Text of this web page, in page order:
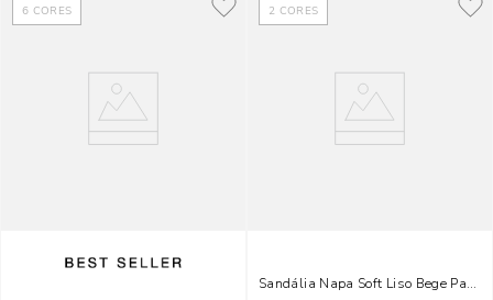
6 CORES 2 CORES
Sandália Napa Soft Liso Bege